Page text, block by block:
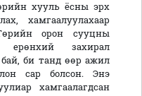
хууль ёсны эрх
хамгаалуулахаар
орон сууцны
ерөнхий захирал
би танд өөр ажил
сар болсон. Энэ
хамгаалагдсан